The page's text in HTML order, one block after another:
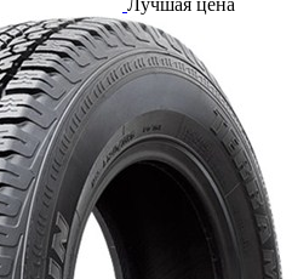
Лучшая цена